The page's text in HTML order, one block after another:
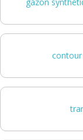
contour